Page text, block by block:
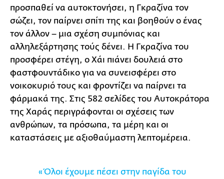
προσπαθεί να αυτοκτονήσει, η Γκραζίνα τον
σώζει, τον παίρνει σπίτι της και βοηθούν ο ένας
τον άλλον – μια σχέση συμπόνιας και
αλληλεξάρτησης τούς δένει. Η Γκραζίνα του
προσφέρει στέγη, ο Χάι πιάνει δουλειά στο
φαστφουντάδικο για να συνεισφέρει στο
νοικοκυριό τους και φροντίζει να παίρνει τα
φάρμακά της. Στις 582 σελίδες του Αυτοκράτορα
της Χαράς περιγράφονται οι σχέσεις των
ανθρώπων, τα πρόσωπα, τα μέρη και οι
καταστάσεις με αξιοθαύμαστη λεπτομέρεια.
«Όλοι έχουμε πέσει στην παγίδα του